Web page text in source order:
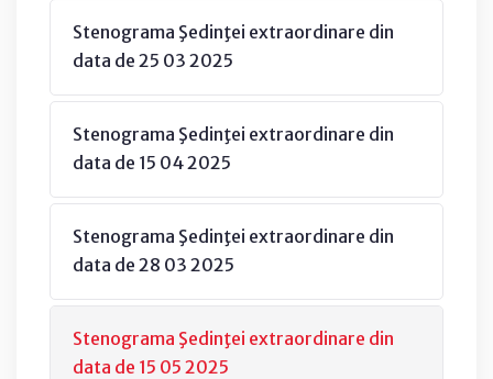
Stenograma Şedinţei extraordinare din
data de 25 03 2025
Stenograma Şedinţei extraordinare din
data de 15 04 2025
Stenograma Şedinţei extraordinare din
data de 28 03 2025
Stenograma Şedinţei extraordinare din
data de 15 05 2025